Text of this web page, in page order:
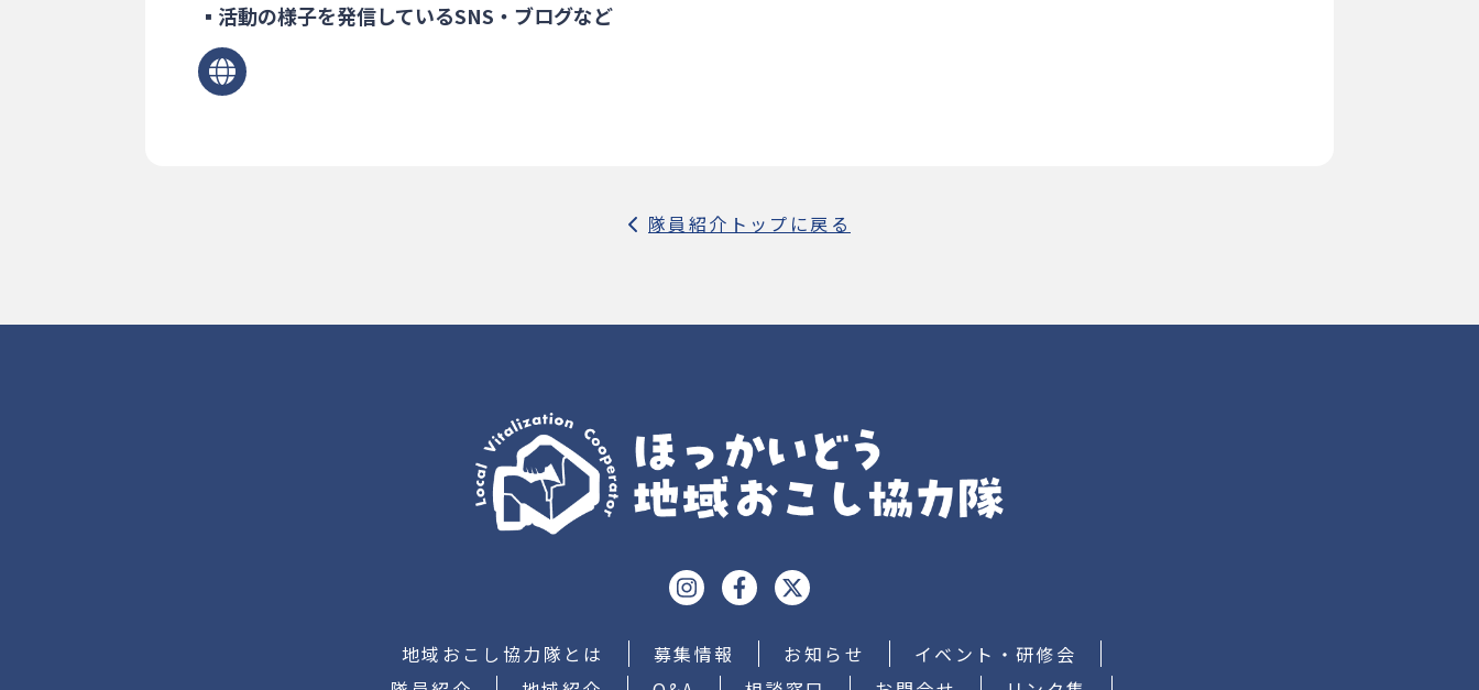
▪活動の様子を発信しているSNS・ブログなど
隊員紹介トップに戻る
地域おこし協力隊とは 募集情報 お知らせ
イベント・研修会